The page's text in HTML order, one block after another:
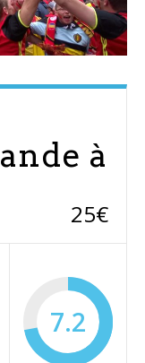
à
25€
7.2